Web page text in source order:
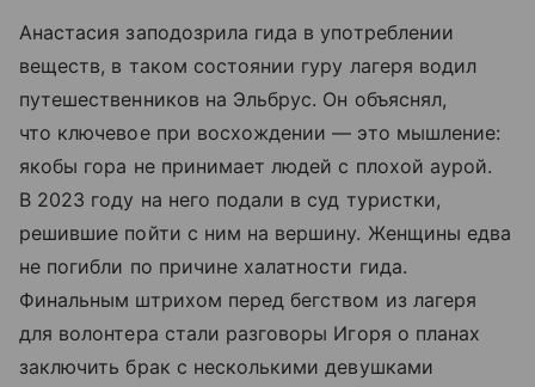
Анастасия заподозрила гида в употреблении
веществ, в таком состоянии гуру лагеря водил
путешественников на Эльбрус. Он объяснял,
что ключевое при восхождении — это мышление:
якобы гора не принимает людей с плохой аурой.
В 2023 году на него подали в суд туристки,
решившие пойти с ним на вершину. Женщины едва
не погибли по причине халатности гида.
Финальным штрихом перед бегством из лагеря
для волонтера стали разговоры Игоря о планах
заключить брак с несколькими девушками